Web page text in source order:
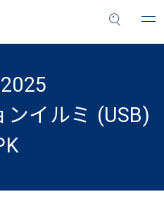
イルミ (USB)